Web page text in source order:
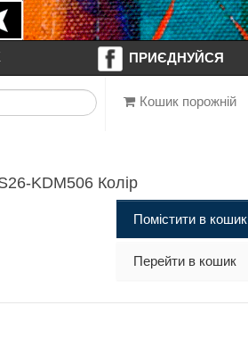
ПРИЄДНУЙСЯ
Кошик порожній
KDM506 Колір
Помістити в кошик
Перейти в кошик